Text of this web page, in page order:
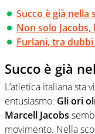
Succo è già nella
Non solo Jacobs,
Furlani, tra
Succo è già
L’atletica italiana sta
entusiasmo. Gli ori
Marcell Jacobs
movimento. Nella